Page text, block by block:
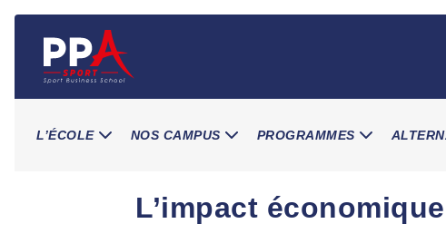
content
L’ÉCOLE NOS CAMPUS PROGRAMMES
L’impact